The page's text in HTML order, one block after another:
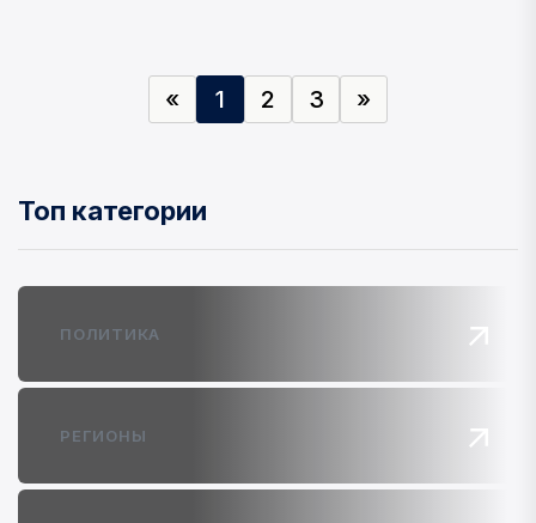
« 1 2 3 »
Топ категории
ПОЛИТИКА
РЕГИОНЫ